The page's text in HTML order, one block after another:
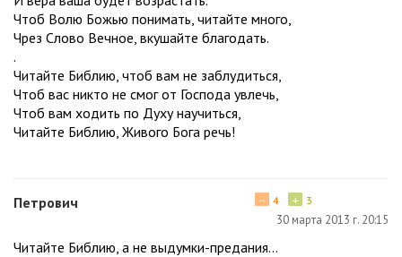
Чтоб Волю Божью понимать, читайте много,
Чрез Слово Вечное, вкушайте благодать.
.
Читайте Библию, чтоб вам не заблудиться,
Чтоб вас никто не смог от Господа увлечь,
Чтоб вам ходить по Духу научиться,
Читайте Библию, Живого Бога речь!
Петрович + 3
− 4
30 марта 2013 г. 20:15
Читайте Библию, а не выдумки-предания...